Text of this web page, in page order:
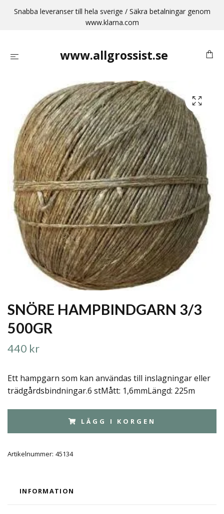
Snabba leveranser till hela sverige / Säkra betalningar genom
www.klarna.com
www.allgrossist.se
SNÖRE HAMPBINDGARN 3/3
500GR
440 kr
Ett hampgarn som kan användas till inslagningar eller
trädgårdsbindningar.6 stMått: 1,6mmLängd: 225m
LÄGG I KORGEN
Artikelnummer: 45134
INFORMATION